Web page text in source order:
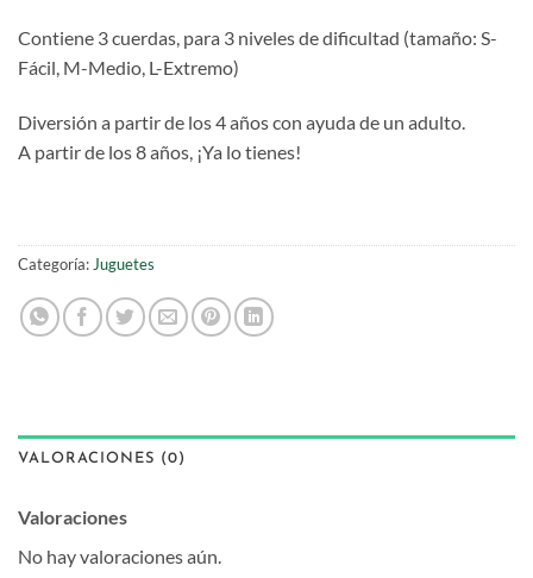
Contiene 3 cuerdas, para 3 niveles de dificultad (tamaño: S-
Fácil, M-Medio, L-Extremo)
Diversión a partir de los 4 años con ayuda de un adulto.
A partir de los 8 años, ¡Ya lo tienes!
Categoría:Juguetes
VALORACIONES (0)
Valoraciones
No hay valoraciones aún.